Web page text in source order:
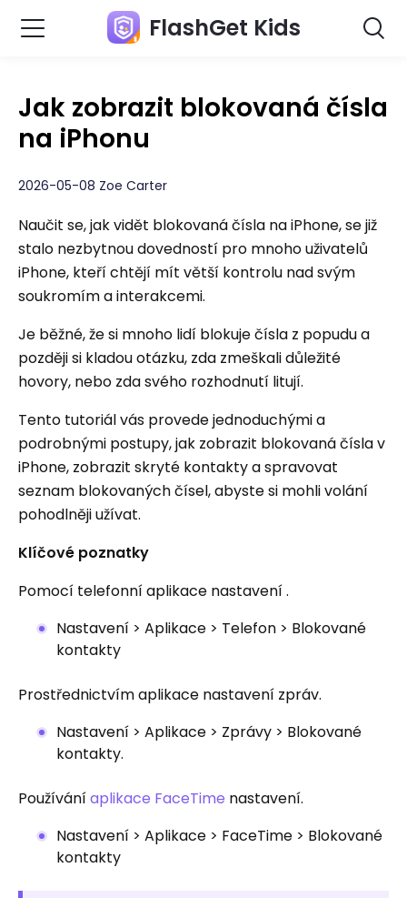
FlashGet Kids
Jak zobrazit blokovaná čísla
na iPhonu
2026-05-08 Zoe Carter
Naučit se, jak vidět blokovaná čísla na iPhone, se již
stalo nezbytnou dovedností pro mnoho uživatelů
iPhone, kteří chtějí mít větší kontrolu nad svým
soukromím a interakcemi.
Je běžné, že si mnoho lidí blokuje čísla z popudu a
později si kladou otázku, zda zmeškali důležité
hovory, nebo zda svého rozhodnutí litují.
Tento tutoriál vás provede jednoduchými a
podrobnými postupy, jak zobrazit blokovaná čísla v
iPhone, zobrazit skryté kontakty a spravovat
seznam blokovaných čísel, abyste si mohli volání
pohodlněji užívat.
Klíčové poznatky
Pomocí telefonní aplikace nastavení .
Nastavení > Aplikace > Telefon > Blokované
kontakty
Prostřednictvím aplikace nastavení zpráv.
Nastavení > Aplikace > Zprávy > Blokované
kontakty.
Používáníaplikace FaceTime nastavení.
Nastavení > Aplikace > FaceTime > Blokované
kontakty